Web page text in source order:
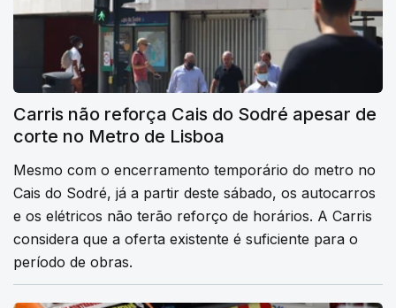
Carris não reforça Cais do Sodré apesar de
corte no Metro de Lisboa
Mesmo com o encerramento temporário do metro no
Cais do Sodré, já a partir deste sábado, os autocarros
e os elétricos não terão reforço de horários. A Carris
considera que a oferta existente é suficiente para o
período de obras.